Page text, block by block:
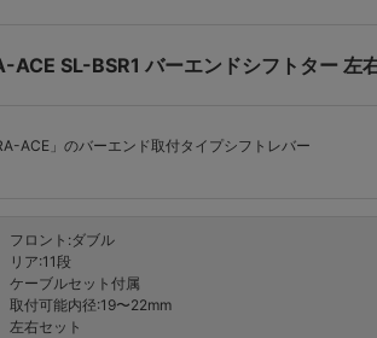
SL-BSR1 バーエンドシフトター 左
ACE」のバーエンド取付タイプシフトレバー
フロント:ダブル
リア:11段
ケーブルセット付属
取付可能内径:19〜22mm
左右セット